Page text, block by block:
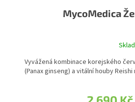
MycoMedica
Vyvážená kombinace korejského
(Panax ginseng) a vitální houby Reishi